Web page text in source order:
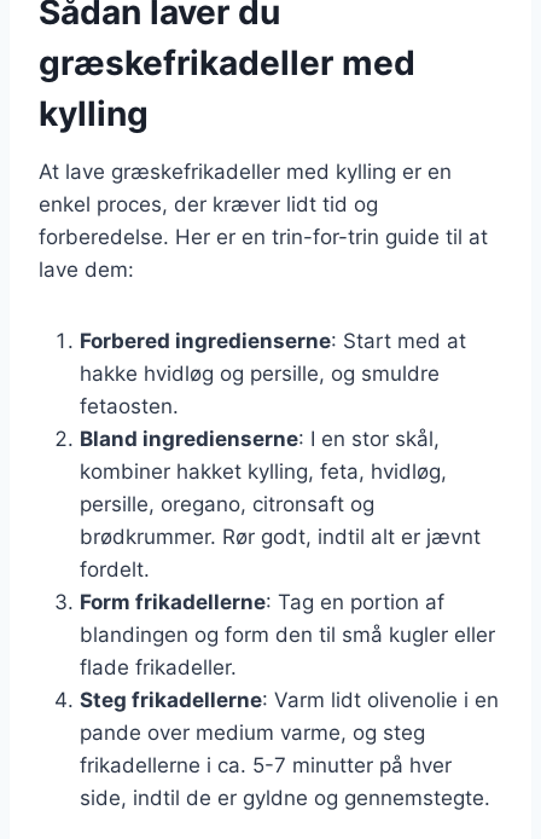
Sådan laver du
græskefrikadeller med
kylling
At lave græskefrikadeller med kylling er en
enkel proces, der kræver lidt tid og
forberedelse. Her er en trin-for-trin guide til at
lave dem:
Forbered ingredienserne: Start med at
hakke hvidløg og persille, og smuldre
fetaosten.
Bland ingredienserne: I en stor skål,
kombiner hakket kylling, feta, hvidløg,
persille, oregano, citronsaft og
brødkrummer. Rør godt, indtil alt er jævnt
fordelt.
Form frikadellerne: Tag en portion af
blandingen og form den til små kugler eller
flade frikadeller.
Steg frikadellerne: Varm lidt olivenolie i en
pande over medium varme, og steg
frikadellerne i ca. 5-7 minutter på hver
side, indtil de er gyldne og gennemstegte.